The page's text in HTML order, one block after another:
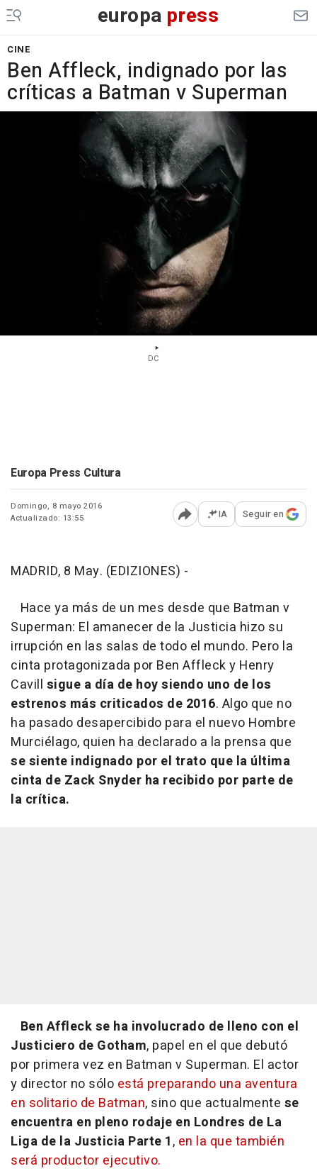
europa press
CINE
Ben Affleck, indignado por las
críticas a Batman v Superman
DC
Europa Press Cultura
Domingo, 8 mayo 2016
Actualizado: 13:55
Abrir opciones para
IA Seguir en
MADRID, 8 May. (EDIZIONES) -
Hace ya más de un mes desde que Batman v
Superman: El amanecer de la Justicia hizo su
irrupción en las salas de todo el mundo. Pero la
cinta protagonizada por Ben Affleck y Henry
Cavill sigue a día de hoy siendo uno de los
estrenos más criticados de 2016. Algo que no
ha pasado desapercibido para el nuevo Hombre
Murciélago, quien ha declarado a la prensa que
se siente indignado por el trato que la última
cinta de Zack Snyder ha recibido por parte de
la crítica.
Ben Affleck se ha involucrado de lleno con el
Justiciero de Gotham, papel en el que debutó
por primera vez en Batman v Superman. El actor
y director no sólo está preparando una aventura
en solitario de Batman, sino que actualmente se
encuentra en pleno rodaje en Londres de La
Liga de la Justicia Parte 1, en la que también
será productor ejecutivo.